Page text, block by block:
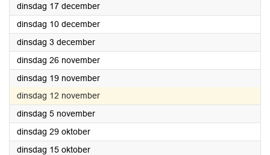
dinsdag 17 december2024
dinsdag 10 december2024
dinsdag 3 december2024
dinsdag 26 november2024
dinsdag 19 november2024
dinsdag 12 november2024
dinsdag 5 november2024
dinsdag 29 oktober2024
dinsdag 15 oktober2024